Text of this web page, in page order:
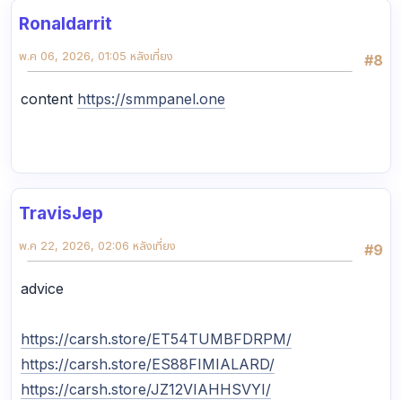
Ronaldarrit
#8
พ.ค 06, 2026, 01:05 หลังเที่ยง
content https://smmpanel.one
TravisJep
#9
พ.ค 22, 2026, 02:06 หลังเที่ยง
advice
https://carsh.store/ET54TUMBFDRPM/
https://carsh.store/ES88FIMIALARD/
https://carsh.store/JZ12VIAHHSVYI/